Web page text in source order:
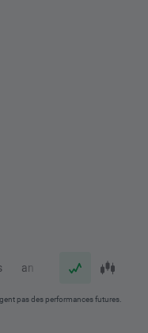
an
pas des performances futures.